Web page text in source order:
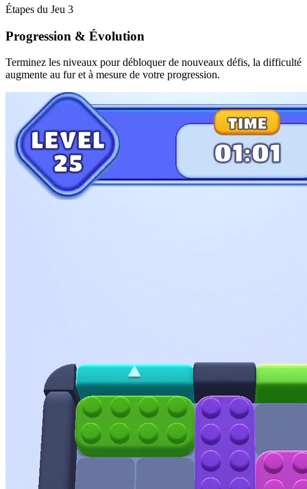
Étapes du Jeu 3
Progression & Évolution
Terminez les niveaux pour débloquer de nouveaux défis, la difficulté
augmente au fur et à mesure de votre progression.